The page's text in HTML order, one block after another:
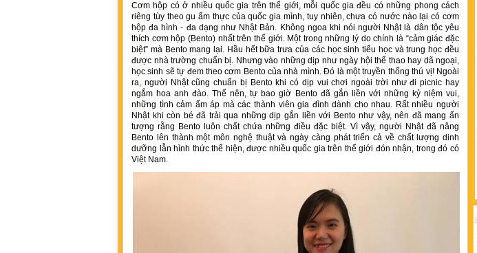
Cơm hộp có ở nhiều quốc gia trên thế giới, mỗi quốc gia đều có những phong cách
riêng tùy theo gu ẩm thực của quốc gia mình, tuy nhiên, chưa có nước nào lại có cơm
hộp đa hình - đa dạng như Nhật Bản. Không ngoa khi nói người Nhật là dân tộc yêu
thích cơm hộp (Bento) nhất trên thế giới. Một trong những lý do chính là “cảm giác đặc
biệt” mà Bento mang lại. Hầu hết bữa trưa của các học sinh tiểu học và trung học đều
được nhà trường chuẩn bị. Nhưng vào những dịp như ngày hội thể thao hay dã ngoại,
học sinh sẽ tự đem theo cơm Bento của nhà mình. Đó là một truyền thống thú vị! Ngoài
ra, người Nhật cũng chuẩn bị Bento khi có dịp vui chơi ngoài trời như đi picnic hay
ngắm hoa anh đào. Thế nên, tự bao giờ Bento đã gắn liền với những kỷ niệm vui,
những tình cảm ấm áp mà các thành viên gia đình dành cho nhau. Rất nhiều người
Nhật khi còn bé đã trải qua những dịp gắn liền với Bento như vậy, nên đã mang ấn
tượng rằng Bento luôn chất chứa những điều đặc biệt. Vì vậy, người Nhật đã nâng
Bento lên thành một môn nghệ thuật và ngày càng phát triển cả về chất lượng dinh
dưỡng lẫn hình thức thể hiện, được nhiều quốc gia trên thế giới đón nhận, trong đó có
Việt Nam.